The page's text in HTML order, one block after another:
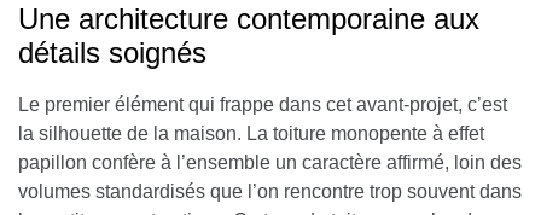
Une architecture contemporaine aux
détails soignés
Le premier élément qui frappe dans cet avant-projet, c’est
la silhouette de la maison. La toiture monopente à effet
papillon confère à l’ensemble un caractère affirmé, loin des
volumes standardisés que l’on rencontre trop souvent dans